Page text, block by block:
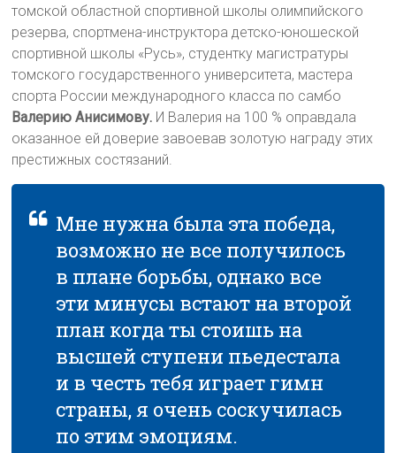
томской областной спортивной школы олимпийского
резерва, спортмена-инструктора детско-юношеской
спортивной школы «Русь», студентку магистратуры
томского государственного университета, мастера
спорта России международного класса по самбо
Валерию Анисимову. И Валерия на 100 % оправдала
оказанное ей доверие завоевав золотую награду этих
престижных состязаний.
Мне нужна была эта победа,
возможно не все получилось
в плане борьбы, однако все
эти минусы встают на второй
план когда ты стоишь на
высшей ступени пьедестала
и в честь тебя играет гимн
страны, я очень соскучилась
по этим эмоциям.